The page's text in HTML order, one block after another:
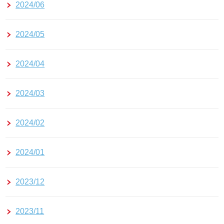
2024/06
2024/05
2024/04
2024/03
2024/02
2024/01
2023/12
2023/11